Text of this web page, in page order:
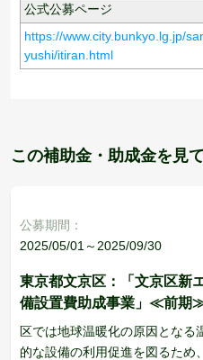
公式公募ページ
https://www.city.bunkyo.lg.jp/
yushi/itiran.html
この補助金・助成金を見
公募期間：
2025/05/01～2025/09/30
東京都文京区：「文京区新
備設置費助成事業」≪前期≫
区では地球温暖化の原因となる
的な設備の利用促進を図るため